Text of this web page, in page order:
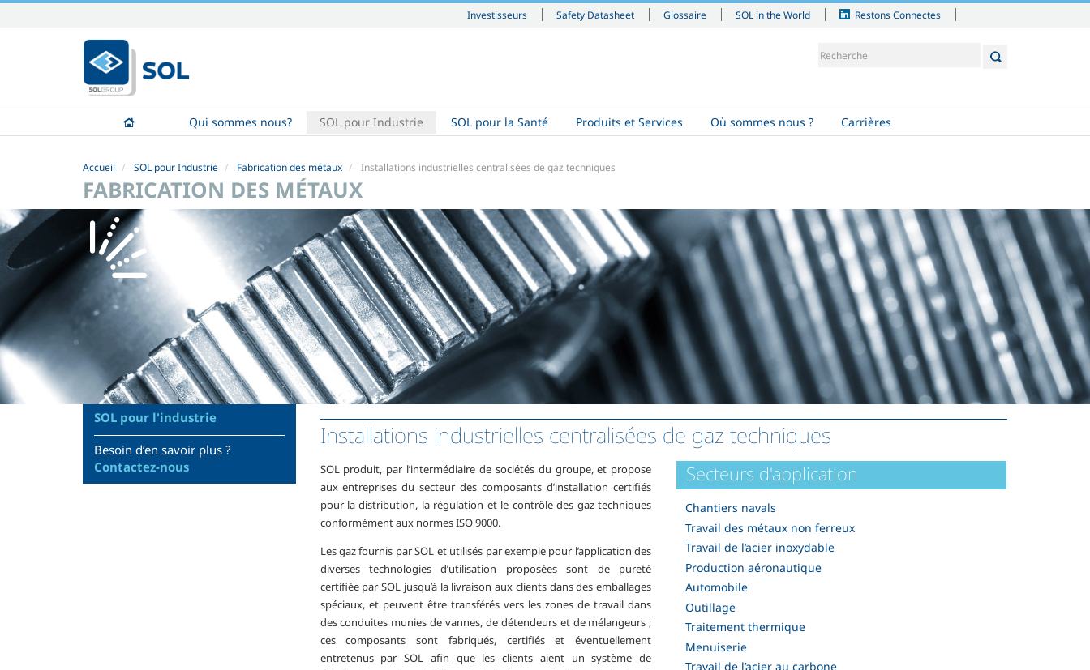
Investisseurs Safety Datasheet Glossaire SOL in the World Restons Connectes
contenu.
|
Aller
Qui sommes nous? SOL pour Industrie SOL pour la Santé Produits et Services Où sommes nous ? Carrières
Accueil SOL pour Industrie Fabrication des métaux Installations industrielles centralisées de gaz techniques
FABRICATION DES MÉTAUX
Installations industrielles centralisées de gaz techniques
SOL produit, par l’intermédiaire de sociétés du groupe, et propose
aux entreprises du secteur des composants d’installation certifiés
pour la distribution, la régulation et le contrôle des gaz techniques
conformément aux normes ISO 9000.
Les gaz fournis par SOL et utilisés par exemple pour l’application des
diverses technologies d’utilisation proposées sont de pureté
certifiée par SOL jusqu’à la livraison aux clients dans des emballages
spéciaux, et peuvent être transférés vers les zones de travail dans
des conduites munies de vannes, de détendeurs et de mélangeurs ;
ces composants sont fabriqués, certifiés et éventuellement
entretenus par SOL afin que les clients aient un système de
Secteurs d'application
Chantiers navals
Travail des métaux non ferreux
Travail de l’acier inoxydable
Production aéronautique
Automobile
Outillage
Traitement thermique
Menuiserie
Travail de l’acier au carbone
SOL pour l'industrie
Besoin d’en savoir plus ?
Contactez-nous